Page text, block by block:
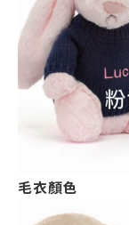
毛衣顏色